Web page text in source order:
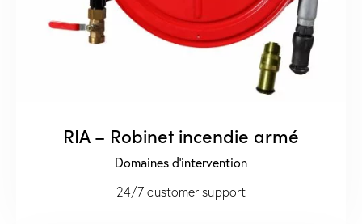
RIA – Robinet incendie armé
Domaines d'intervention
24/7 customer support